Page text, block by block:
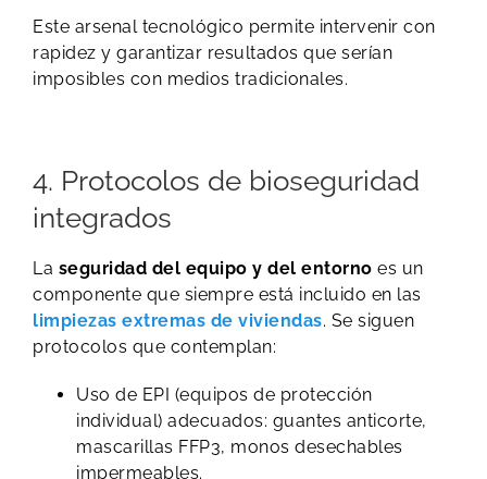
Este arsenal tecnológico permite intervenir con
rapidez y garantizar resultados que serían
imposibles con medios tradicionales.
4. Protocolos de bioseguridad
integrados
La seguridad del equipo y del entorno es un
componente que siempre está incluido en las
limpiezas extremas de viviendas. Se siguen
protocolos que contemplan:
Uso de EPI (equipos de protección
individual) adecuados: guantes anticorte,
mascarillas FFP3, monos desechables
impermeables.